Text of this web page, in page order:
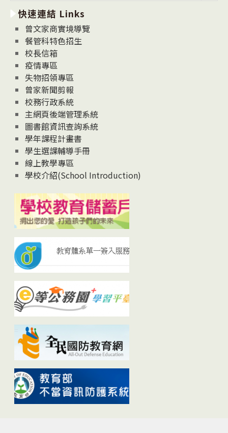
消
息
News
快速連結 Links
曾文家商實境導覽
餐管科特色招生
校長信箱
疫情專區
失物招領專區
曾家新聞剪報
校務行政系統
主網頁後端管理系統
圖書館資訊查詢系統
學年課程計畫書
學生選課輔導手冊
線上教學專區
學校介紹(School Introduction)